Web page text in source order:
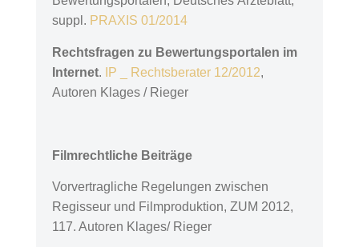
suppl. PRAXIS 01/2014
Rechtsfragen zu Bewertungsportalen im
Internet. IP _ Rechtsberater 12/2012,
Autoren Klages / Rieger
Filmrechtliche Beiträge
Vorvertragliche Regelungen zwischen
Regisseur und Filmproduktion, ZUM 2012,
117. Autoren Klages/ Rieger